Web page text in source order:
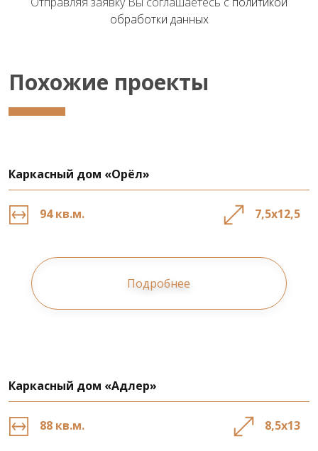
обработки данных
Похожие проекты
Каркасный дом «Орёл»
94 кв.м. 7,5х12,5
Подробнее
Каркасный дом «Адлер»
88 кв.м. 8,5х13